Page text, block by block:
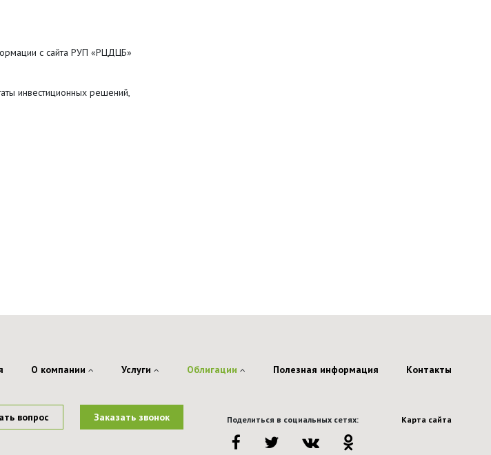
с сайта РУП «РЦДЦБ»
инвестиционных решений,
О компании Услуги Облигации Полезная информация Контакты
вопрос Заказать звонок Поделиться в социальных сетях: Карта сайта